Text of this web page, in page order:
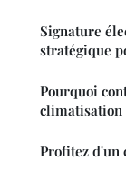
Signature
stratégique
Pourquoi
climatisation
Profitez d'un